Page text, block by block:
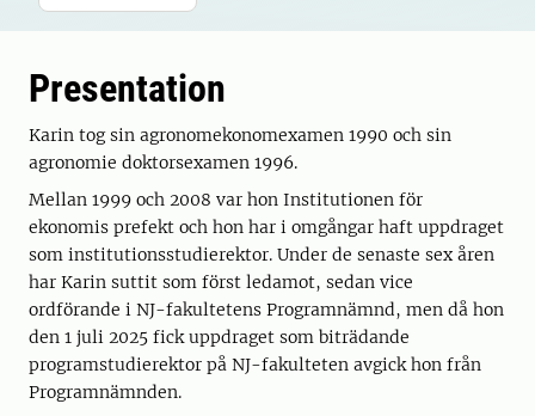
Presentation
Karin tog sin agronomekonomexamen 1990 och sin
agronomie doktorsexamen 1996.
Mellan 1999 och 2008 var hon Institutionen för
ekonomis prefekt och hon har i omgångar haft uppdraget
som institutionsstudierektor. Under de senaste sex åren
har Karin suttit som först ledamot, sedan vice
ordförande i NJ-fakultetens Programnämnd, men då hon
den 1 juli 2025 fick uppdraget som biträdande
programstudierektor på NJ-fakulteten avgick hon från
Programnämnden.